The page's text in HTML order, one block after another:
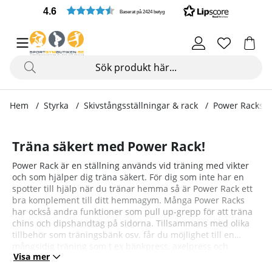
4.6 Baserat på 2424 betyg
Hem Styrka Skivstångsställningar & rack Power Racks
Träna säkert med Power Rack!
Power Rack är en ställning används vid träning med vikter
och som hjälper dig träna säkert. För dig som inte har en
spotter till hjälp när du tränar hemma så är Power Rack ett
bra komplement till ditt hemmagym. Många Power Racks
har också andra funktioner som pull up-grepp för att träna
chins och dipshandtag på sidorna. Tillsammans med olika
tillbehör som träningsbänk osv. får du möjlighet till en
knäböj.
Visa mer